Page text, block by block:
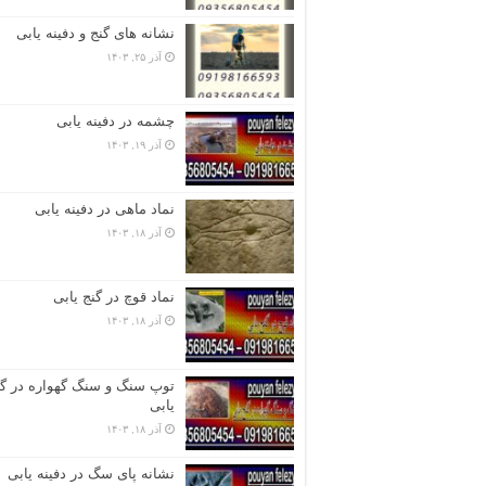
نشانه های گنج و دفینه یابی
آذر ۲۵, ۱۴۰۳
چشمه در دفینه یابی
آذر ۱۹, ۱۴۰۳
نماد ماهی در دفینه یابی
آذر ۱۸, ۱۴۰۳
نماد قوچ در گنج یابی
آذر ۱۸, ۱۴۰۳
توپ سنگ و سنگ گهواره در
یابی
آذر ۱۸, ۱۴۰۳
نشانه پای سگ در دفینه یابی